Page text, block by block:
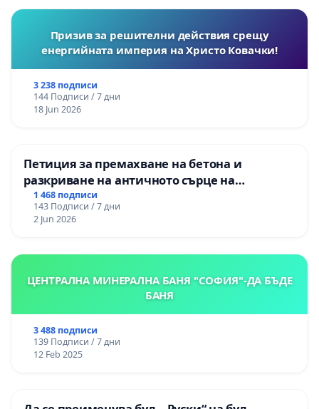
Призив за решителни действия срещу
енергийната империя на Христо Ковачки!
3 238 подписи
144 Подписи / 7 дни
18 Jun 2026
Петиция за премахване на бетона и
разкриване на античното сърце на
Могиланската могила във Враца
1 468 подписи
143 Подписи / 7 дни
2 Jun 2026
ЦЕНТРАЛНА МИНЕРАЛНА БАНЯ "СОФИЯ"-ДА БЪДЕ
БАНЯ
3 488 подписи
139 Подписи / 7 дни
12 Feb 2025